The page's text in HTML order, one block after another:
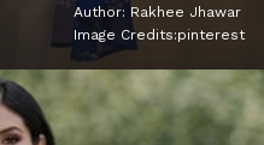
Author: Rakhee Jhawar
Image Credits:pinterest